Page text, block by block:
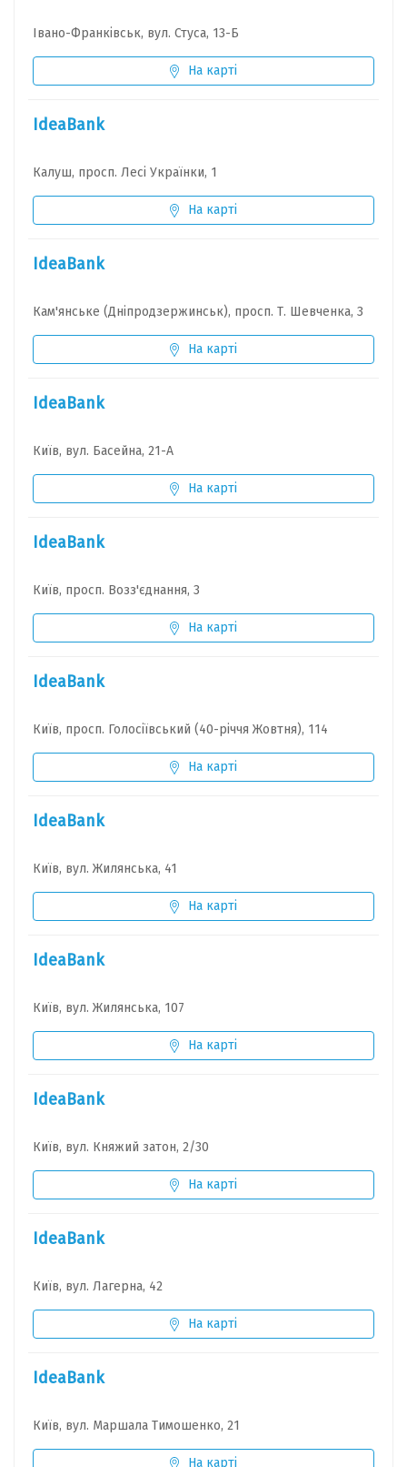
Івано-Франківськ, вул. Стуса, 13-Б
На карті
IdeaBank
Калуш, просп. Лесі Українки, 1
На карті
IdeaBank
Кам'янське (Дніпродзержинськ), просп. Т. Шевченка, 3
На карті
IdeaBank
Київ, вул. Басейна, 21-А
На карті
IdeaBank
Київ, просп. Возз'єднання, 3
На карті
IdeaBank
Київ, просп. Голосіївський (40-річчя Жовтня), 114
На карті
IdeaBank
Київ, вул. Жилянська, 41
На карті
IdeaBank
Київ, вул. Жилянська, 107
На карті
IdeaBank
Київ, вул. Княжий затон, 2/30
На карті
IdeaBank
Київ, вул. Лагерна, 42
На карті
IdeaBank
Київ, вул. Маршала Тимошенко, 21
На карті